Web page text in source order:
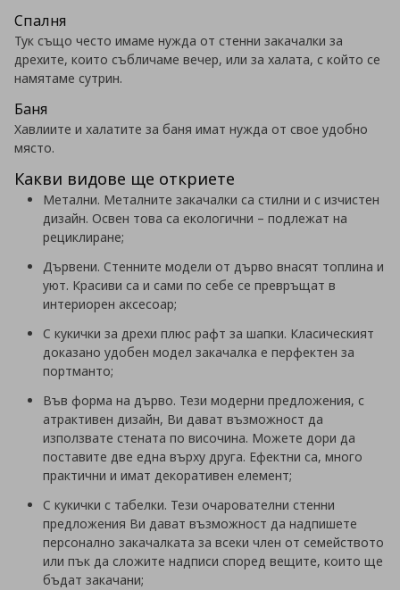
Спалня
Тук също често имаме нужда от стенни закачалки за
дрехите, които събличаме вечер, или за халата, с който се
намятаме сутрин.
Баня
Хавлиите и халатите за баня имат нужда от свое удобно
място.
Какви видове ще откриете
Метални. Металните закачалки са стилни и с изчистен
дизайн. Освен това са екологични – подлежат на
рециклиране;
Дървени. Стенните модели от дърво внасят топлина и
уют. Красиви са и сами по себе се превръщат в
интериорен аксесоар;
С кукички за дрехи плюс рафт за шапки. Класическият
доказано удобен модел закачалка е перфектен за
портманто;
Във форма на дърво. Тези модерни предложения, с
атрактивен дизайн, Ви дават възможност да
използвате стената по височина. Можете дори да
поставите две една върху друга. Ефектни са, много
практични и имат декоративен елемент;
С кукички с табелки. Тези очарователни стенни
предложения Ви дават възможност да надпишете
персонално закачалката за всеки член от семейството
или пък да сложите надписи според вещите, които ще
бъдат закачани;